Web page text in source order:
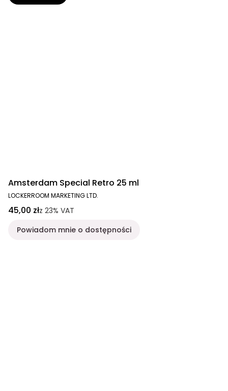
Amsterdam Special Retro 25 ml
LOCKERROOM MARKETING LTD.
45,00 złz 23% VAT
Powiadom mnie o dostępności